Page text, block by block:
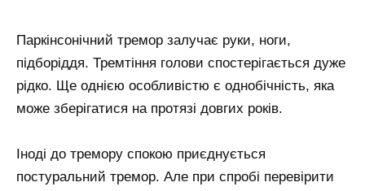
Паркінсонічний тремор залучає руки, ноги,
підборіддя. Тремтіння голови спостерігається дуже
рідко. Ще однією особливістю є однобічність, яка
може зберігатися на протязі довгих років.
Іноді до тремору спокою приєднується
постуральний тремор. Але при спробі перевірити